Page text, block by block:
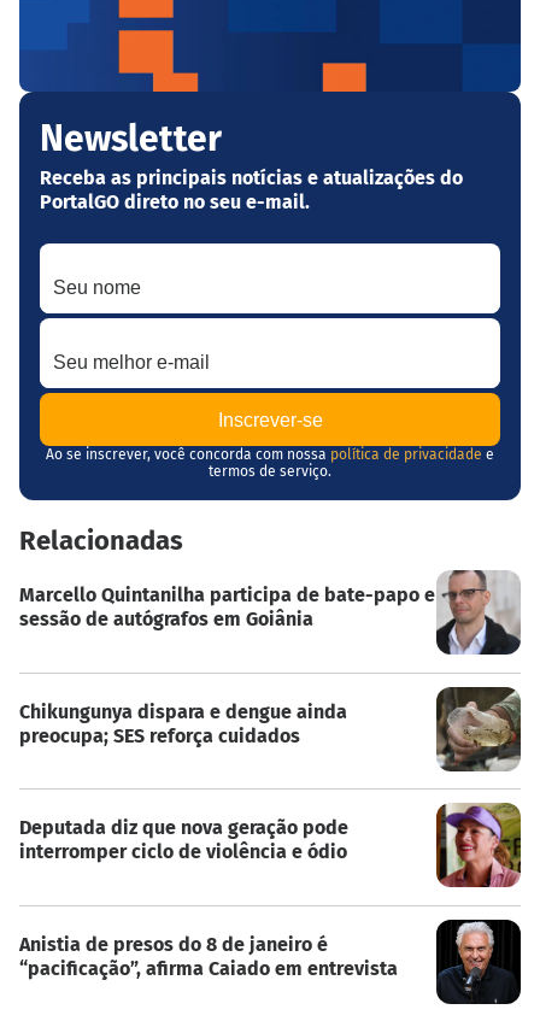
Newsletter
Receba as principais notícias e atualizações do
PortalGO direto no seu e-mail.
Seu nome
Seu melhor e-mail
Ao se inscrever, você concorda com nossa política de privacidade e
termos de serviço.
Relacionadas
Marcello Quintanilha participa de bate-papo e
sessão de autógrafos em Goiânia
Chikungunya dispara e dengue ainda
preocupa; SES reforça cuidados
Deputada diz que nova geração pode
interromper ciclo de violência e ódio
Anistia de presos do 8 de janeiro é
“pacificação”, afirma Caiado em entrevista